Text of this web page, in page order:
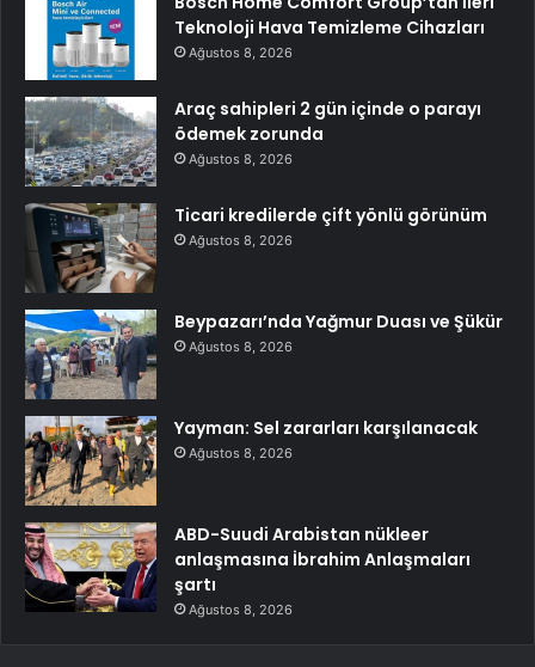
Teknoloji Hava Temizleme Cihazları
Ağustos 8, 2026
Araç sahipleri 2 gün içinde o parayı
ödemek zorunda
Ağustos 8, 2026
Ticari kredilerde çift yönlü görünüm
Ağustos 8, 2026
Beypazarı’nda Yağmur Duası ve Şükür
Ağustos 8, 2026
Yayman: Sel zararları karşılanacak
Ağustos 8, 2026
ABD-Suudi Arabistan nükleer
anlaşmasına İbrahim Anlaşmaları
şartı
Ağustos 8, 2026